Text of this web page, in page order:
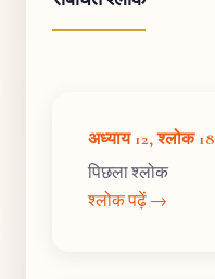
अध्याय 12, श्लोक 18
पिछला श्लोक
श्लोक पढ़ें →